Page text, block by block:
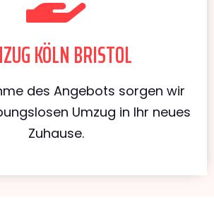
KÖLN BRISTOL
des Angebots sorgen wir
Umzug in Ihr neues
Zuhause.